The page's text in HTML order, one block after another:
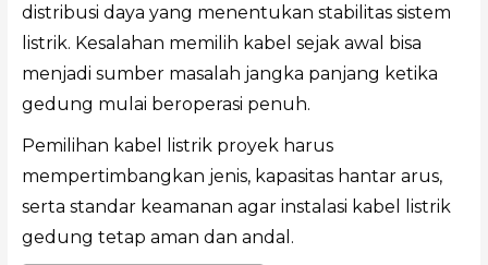
distribusi daya yang menentukan stabilitas sistem
listrik. Kesalahan memilih kabel sejak awal bisa
menjadi sumber masalah jangka panjang ketika
gedung mulai beroperasi penuh.
Pemilihan kabel listrik proyek harus
mempertimbangkan jenis, kapasitas hantar arus,
serta standar keamanan agar instalasi kabel listrik
gedung tetap aman dan andal.